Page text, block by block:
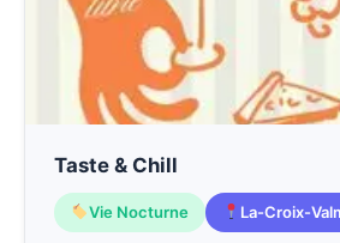
Taste & Chill
Vie Nocturne La-Croix-